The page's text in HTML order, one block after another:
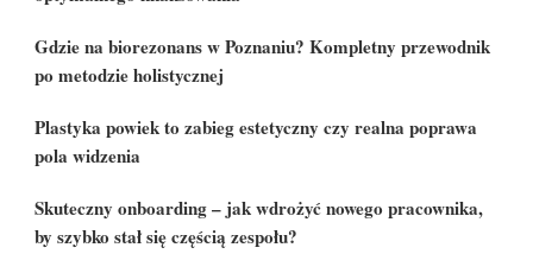
Gdzie na biorezonans w Poznaniu? Kompletny przewodnik
po metodzie holistycznej
Plastyka powiek to zabieg estetyczny czy realna poprawa
pola widzenia
Skuteczny onboarding – jak wdrożyć nowego pracownika,
by szybko stał się częścią zespołu?